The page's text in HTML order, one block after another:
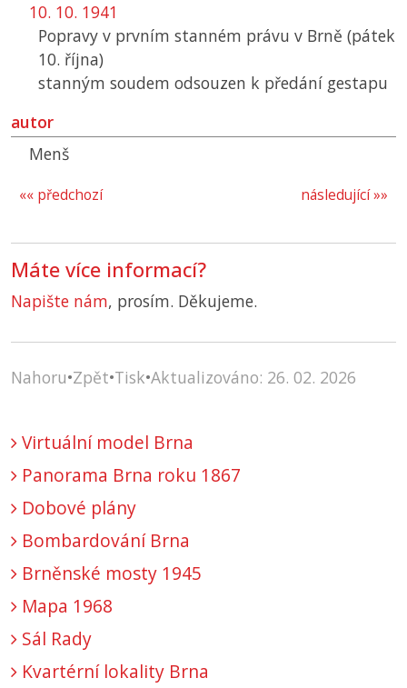
10. 10. 1941
Popravy v prvním stanném právu v Brně (pátek
10. října)
stanným soudem odsouzen k předání gestapu
autor
Menš
následující »»
«« předchozí
Máte více informací?
Napište nám, prosím. Děkujeme.
Nahoru•Zpět•Tisk•Aktualizováno: 26. 02. 2026
Virtuální model Brna
Panorama Brna roku 1867
Dobové plány
Bombardování Brna
Brněnské mosty 1945
Mapa 1968
Sál Rady
Kvartérní lokality Brna